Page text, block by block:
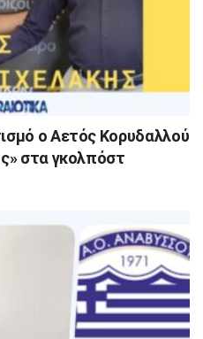
ο Αετός Κορυδαλλού
στα γκολπόστ